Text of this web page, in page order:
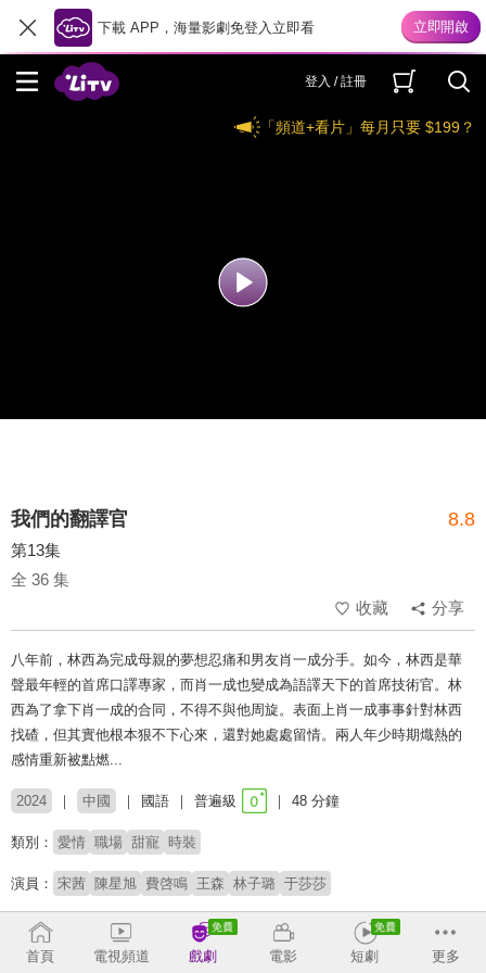
下載 APP，海量影劇免登入立即看
登入 / 註冊
「頻道+看片」每月只要 $199？
我們的翻譯官 8.8
第13集
全 36 集
收藏
分享
八年前，林西為完成母親的夢想忍痛和男友肖一成分手。如今，林西是華
聲最年輕的首席口譯專家，而肖一成也變成為語譯天下的首席技術官。林
西為了拿下肖一成的合同，不得不與他周旋。表面上肖一成事事針對林西
找碴，但其實他根本狠不下心來，還對她處處留情。兩人年少時期熾熱的
感情重新被點燃...
2024 中國 國語 普遍級 48 分鐘
類別： 愛情 職場 甜寵 時裝
演員： 宋茜 陳星旭 費啓鳴 王森 林子璐 于莎莎
導演：
# 眼鏡男神
首頁 電視頻道 戲劇 電影 短劇 更多